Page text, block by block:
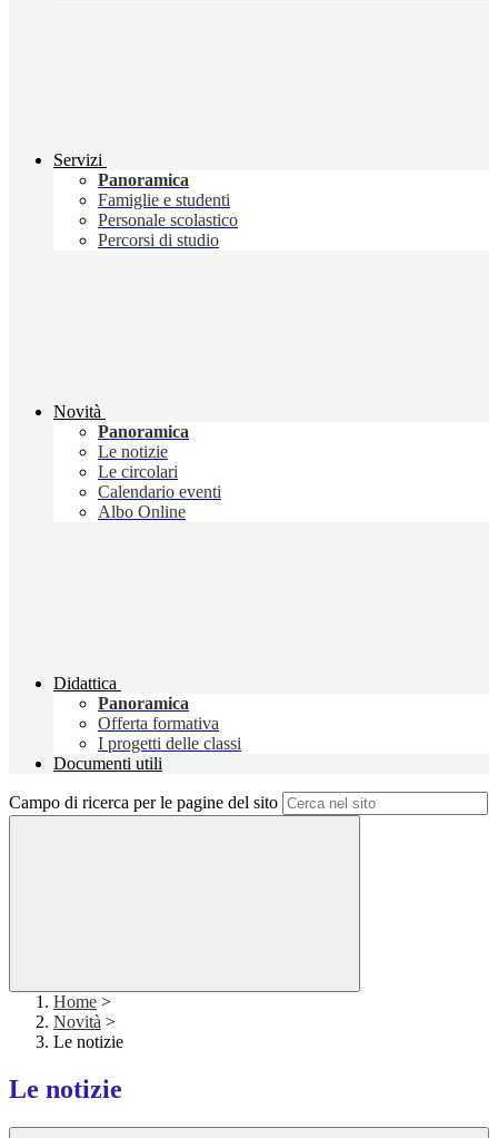
Servizi
Panoramica
Famiglie e studenti
Personale scolastico
Percorsi di studio
Novità
Panoramica
Le notizie
Le circolari
Calendario eventi
Albo Online
Didattica
Panoramica
Offerta formativa
I progetti delle classi
Documenti utili
Campo di ricerca per le pagine del sito
Home >
Novità >
Le notizie
Le notizie